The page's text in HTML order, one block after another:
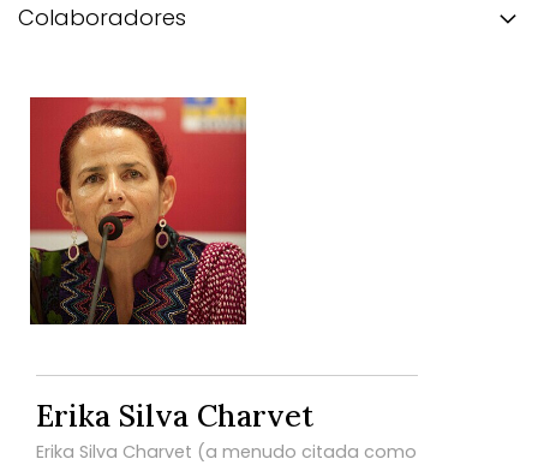
Colaboradores
Erika Silva Charvet
Erika Silva Charvet (a menudo citada como